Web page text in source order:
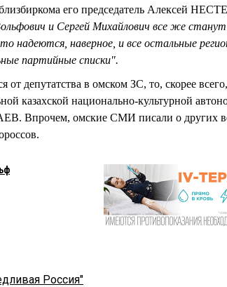
его председатель Алексей
и Сергей Михайлович все же
надеются, наверное, и все остальные
партийные списки".
депутатства в омском ЗС, то, скорее всего,
казахской национально-культурной
Впрочем, омские СМИ писали о других
Россия"